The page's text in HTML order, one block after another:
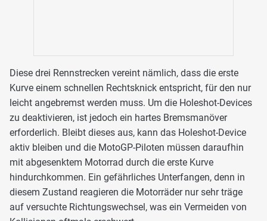
Diese drei Rennstrecken vereint nämlich, dass die erste
Kurve einem schnellen Rechtsknick entspricht, für den nur
leicht angebremst werden muss. Um die Holeshot-Devices
zu deaktivieren, ist jedoch ein hartes Bremsmanöver
erforderlich. Bleibt dieses aus, kann das Holeshot-Device
aktiv bleiben und die MotoGP-Piloten müssen daraufhin
mit abgesenktem Motorrad durch die erste Kurve
hindurchkommen. Ein gefährliches Unterfangen, denn in
diesem Zustand reagieren die Motorräder nur sehr träge
auf versuchte Richtungswechsel, was ein Vermeiden von